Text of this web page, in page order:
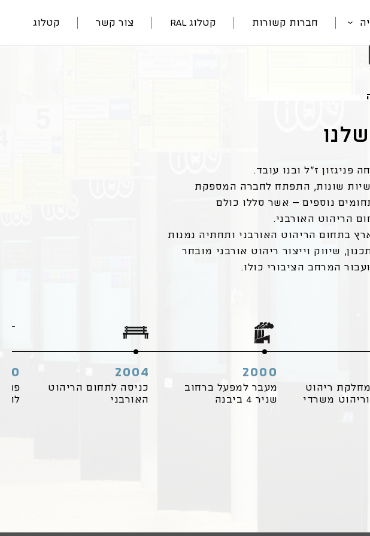
חברות קשורות קטלוג RAL צור קשר קטלוג
שונות, התפתח לחברה המספקת
נוספים – אשר סללו כולם
הריהוט האורבני.
בתחום הריהוט האורבני ותחתיה נמנות
בעיצוב, תכנון, שיווק וייצור ריהוט אורבני מובחר
המרחב הציבורי כולו.
ריהוט
משרדי
2000
מעבר למפעל ברחוב
שניר 4 ביבנה
2004
כניסה לתחום הריהוט
האורבני